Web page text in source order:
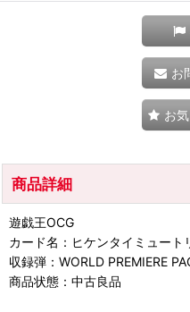
お
お
商品詳細
遊戯王OCG
カード名：ヒケンタイミュート
収録弾：WORLD PREMIERE
商品状態：中古良品